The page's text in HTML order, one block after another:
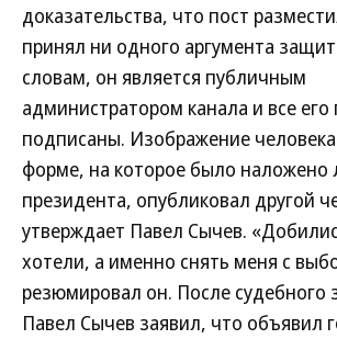
доказательства, что пост
принял ни одного аргумента
словам, он является публичным
администратором канала и все его
подписаны. Изображение
форме, на которое было наложено
президента, опубликовал другой
утверждает Павел Сычев.
хотели, а именно снять меня с
резюмировал он. После судебного
Павел Сычев заявил, что объявил